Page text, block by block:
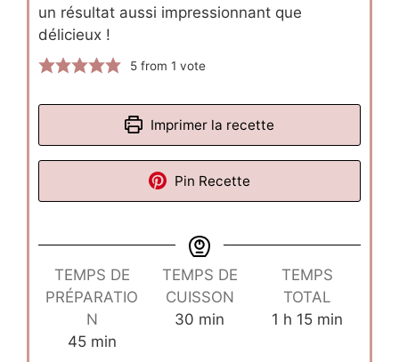
un résultat aussi impressionnant que
délicieux !
5 from 1 vote
Imprimer la recette
Pin Recette
TEMPS DE
PRÉPARATIO
N
45minutes
min
TEMPS DE
CUISSON
30 minutes
min
TEMPS
TOTAL
1 heure
h 15minutes
min